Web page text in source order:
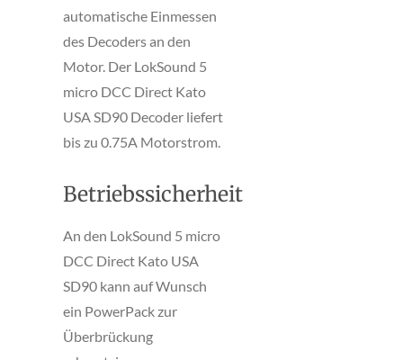
automatische Einmessen
des Decoders an den
Motor. Der LokSound 5
micro DCC Direct Kato
USA SD90 Decoder liefert
bis zu 0.75A Motorstrom.
Betriebssicherheit
An den LokSound 5 micro
DCC Direct Kato USA
SD90 kann auf Wunsch
ein PowerPack zur
Überbrückung